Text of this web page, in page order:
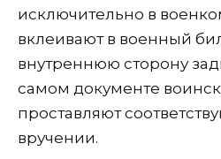
исключительно в
вклеивают в военный
внутреннюю сторону
самом документе
проставляют
вручении.